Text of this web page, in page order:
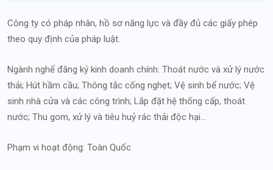
Công ty có pháp nhân, hồ sơ năng lực và đầy đủ các giấy phép
theo quy định của pháp luật.
Ngành nghế đăng ký kinh doanh chính: Thoát nước và xử lý nước
thải; Hút hầm cầu; Thông tắc cống nghẹt; Vệ sinh bể nước; Vệ
sinh nhà cửa và các công trình; Lắp đặt hệ thống cấp, thoát
nước; Thu gom, xử lý và tiêu huỷ rác thải độc hại…
Phạm vi hoạt động: Toàn Quốc